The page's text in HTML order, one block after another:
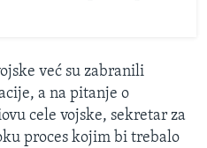
već su zabranili
a na pitanje o
cele vojske, sekretar za
proces kojim bi trebalo